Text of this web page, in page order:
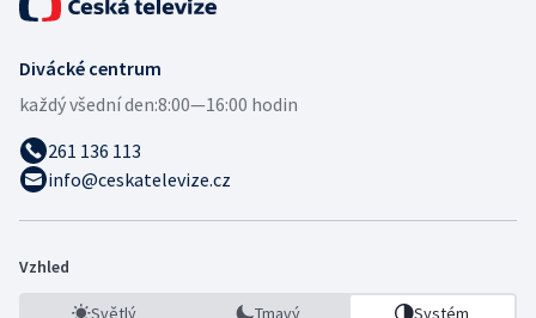
Divácké centrum
každý všední den:8:00—16:00 hodin
261 136 113
info@ceskatelevize.cz
Vzhled
Světlý Tmavý Systém